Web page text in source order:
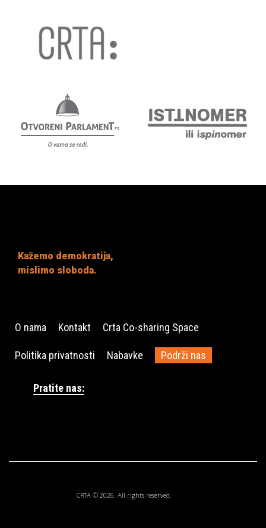
Kažemo demokratija,
mislimo sloboda.
O nama Kontakt Crta Co-sharing Space
Politika privatnosti Nabavke Podrži nas
Pratite nas:
CRTA © 2026. All rights reserved.